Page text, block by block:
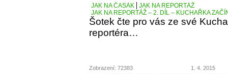
JAK NA ČASÁK
JAK NA REPORTÁŽ
JAK NA REPORTÁŽ – 2. DÍL – KUCHAŘKA
Šotek čte pro vás ze své
reportéra…
Zobrazení: 72383 1. 4. 2015